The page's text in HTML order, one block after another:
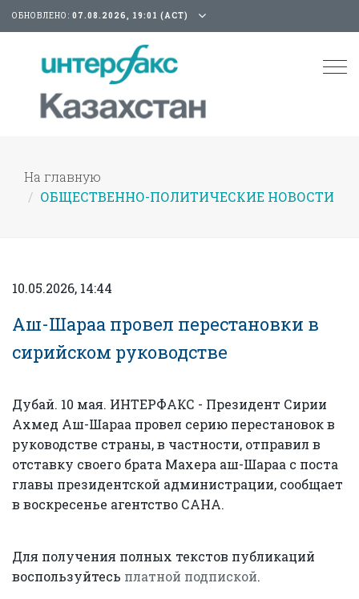
ОБНОВЛЕНО: 07.08.2026, 19:01 (АСТ)
На главную
ОБЩЕСТВЕННО-ПОЛИТИЧЕСКИЕ НОВОСТИ
10.05.2026, 14:44
Аш-Шараа провел перестановки в
сирийском руководстве
Дубай. 10 мая. ИНТЕРФАКС - Президент Сирии
Ахмед Аш-Шараа провел серию перестановок в
руководстве страны, в частности, отправил в
отставку своего брата Махера аш-Шараа с поста
главы президентской администрации, сообщает
в воскресенье агентство САНА.
Для получения полных текстов публикаций
воспользуйтесь платной подпиской.